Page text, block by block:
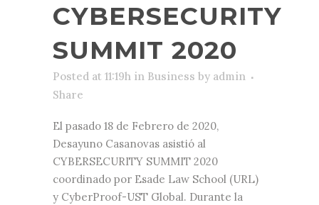
CYBERSECURITY
SUMMIT 2020
Posted at 11:19h in Business by admin
Share
El pasado 18 de Febrero de 2020,
Desayuno Casanovas asistió al
CYBERSECURITY SUMMIT 2020
coordinado por Esade Law School (URL)
y CyberProof-UST Global. Durante la